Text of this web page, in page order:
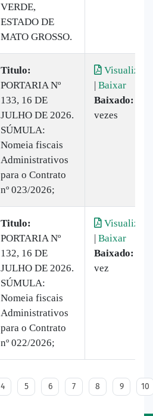
VERDE,
ESTADO DE
MATO GROSSO.
Titulo:
PORTARIA Nº
133, 16 DE
JULHO DE 2026.
SÚMULA:
Nomeia fiscais
Administrativos
para o Contrato
nº 023/2026;
Visualizar
| Baixar
Baixado:
vezes
Titulo:
PORTARIA Nº
132, 16 DE
JULHO DE 2026.
SÚMULA:
Nomeia fiscais
Administrativos
para o Contrato
nº 022/2026;
Visualizar
| Baixar
Baixado:
vez
4 5 6 7 8 9 10